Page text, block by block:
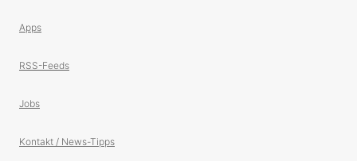
Apps
RSS-Feeds
Jobs
Kontakt / News-Tipps